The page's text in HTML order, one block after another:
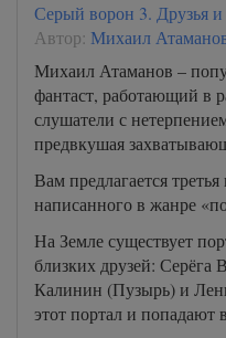
Серый ворон 3. Друзья и
Автор: Михаил
Михаил Атаманов –
фантаст, работающий в
слушатели с
предвкушая
Вам предлагается
написанного в жанре
На Земле существует
близких друзей:
Калинин (Пузырь) и
этот портал и попадают